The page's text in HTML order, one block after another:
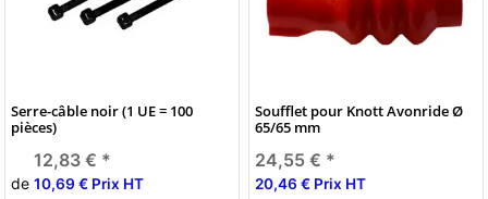
Serre-câble noir (1 UE = 100
pièces)
de
12,83 € *
10,69 € Prix HT
Soufflet pour Knott Avonride Ø
65/65 mm
24,55 € *
20,46 € Prix HT